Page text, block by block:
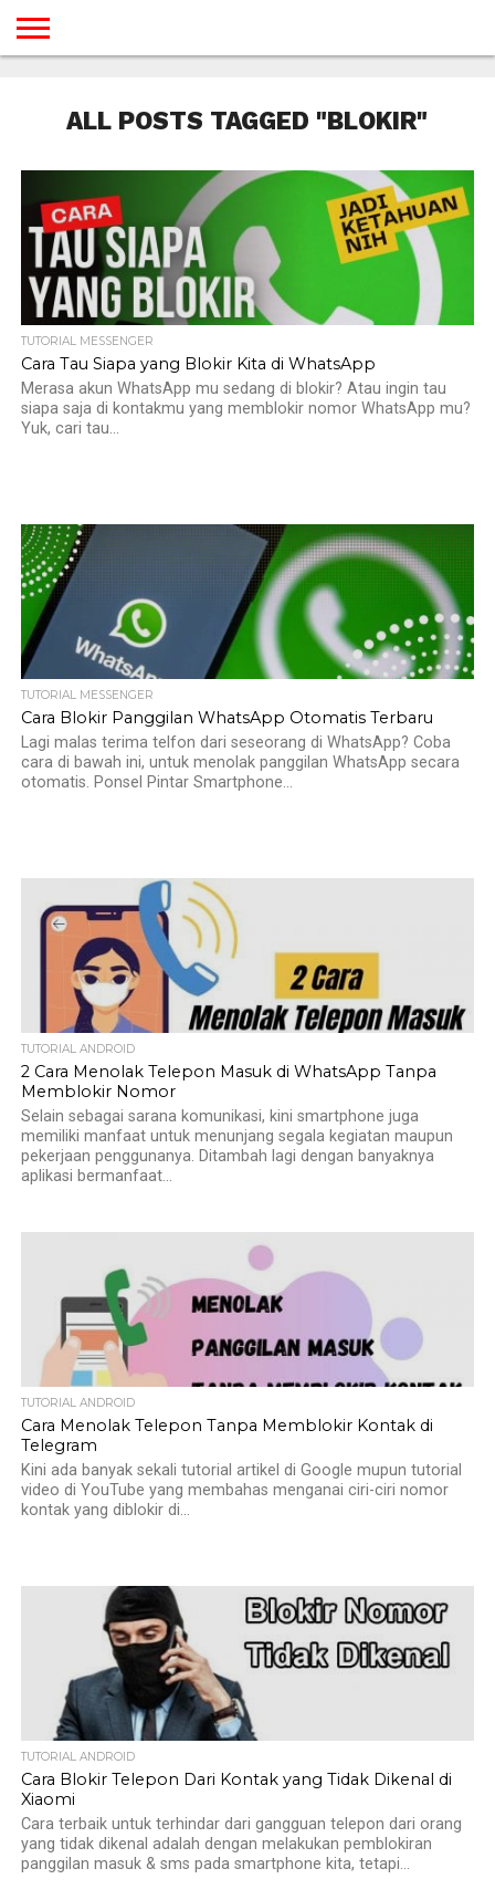
GAMES
DESAIN
ANDROID
YOUTUBE
INTERNET
WINDOWS
LINUX
MACINTOSH
MESSENGER
BLOGSPOT
WORDPRESS
PEMROGRAMAN
SEO
WEB
SERVER
ALL POSTS TAGGED "BLOKIR"
TUTORIAL MESSENGER
Cara Tau Siapa yang Blokir Kita di WhatsApp
Merasa akun WhatsApp mu sedang di blokir? Atau ingin tau
siapa saja di kontakmu yang memblokir nomor WhatsApp mu?
Yuk, cari tau...
TUTORIAL MESSENGER
Cara Blokir Panggilan WhatsApp Otomatis Terbaru
Lagi malas terima telfon dari seseorang di WhatsApp? Coba
cara di bawah ini, untuk menolak panggilan WhatsApp secara
otomatis. Ponsel Pintar Smartphone...
TUTORIAL ANDROID
2 Cara Menolak Telepon Masuk di WhatsApp Tanpa
Memblokir Nomor
Selain sebagai sarana komunikasi, kini smartphone juga
memiliki manfaat untuk menunjang segala kegiatan maupun
pekerjaan penggunanya. Ditambah lagi dengan banyaknya
aplikasi bermanfaat...
TUTORIAL ANDROID
Cara Menolak Telepon Tanpa Memblokir Kontak di
Telegram
Kini ada banyak sekali tutorial artikel di Google mupun tutorial
video di YouTube yang membahas menganai ciri-ciri nomor
kontak yang diblokir di...
TUTORIAL ANDROID
Cara Blokir Telepon Dari Kontak yang Tidak Dikenal di
Xiaomi
Cara terbaik untuk terhindar dari gangguan telepon dari orang
yang tidak dikenal adalah dengan melakukan pemblokiran
panggilan masuk & sms pada smartphone kita, tetapi...